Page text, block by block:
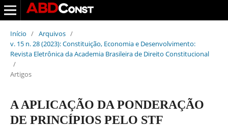
Início / Arquivos /
v. 15 n. 28 (2023): Constituição, Economia e Desenvolvimento:
Revista Eletrônica da Academia Brasileira de Direito Constitucional
/
Artigos
A APLICAÇÃO DA PONDERAÇÃO
DE PRINCÍPIOS PELO STF